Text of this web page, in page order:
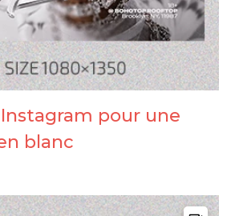
pour une
blanc